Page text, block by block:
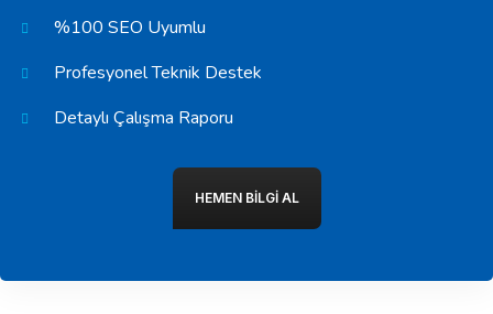
%100 SEO Uyumlu
Profesyonel Teknik Destek
Detaylı Çalışma Raporu
HEMEN BILGI AL